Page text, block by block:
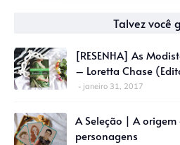
Talvez você
[RESENHA] As
– Loretta Chase
janeiro 31, 2017
A Seleção | A
personagens